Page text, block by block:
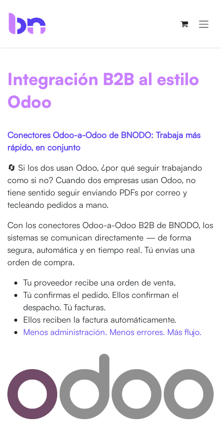
Integración B2B al estilo
Odoo
Conectores Odoo-a-Odoo de BNODO: Trabaja más
rápido, en conjunto
🔄 Si los dos usan Odoo, ¿por qué seguir trabajando
como si no? Cuando dos empresas usan Odoo, no
tiene sentido seguir enviando PDFs por correo y
tecleando pedidos a mano.
Con los conectores Odoo-a-Odoo B2B de BNODO, los
sistemas se comunican directamente — de forma
segura, automática y en tiempo real. Tú envías una
orden de compra.
Tu proveedor recibe una orden de venta.
Tú confirmas el pedido. Ellos confirman el
despacho. Tú facturas.
Ellos reciben la factura automáticamente.
Menos administración. Menos errores. Más flujo.